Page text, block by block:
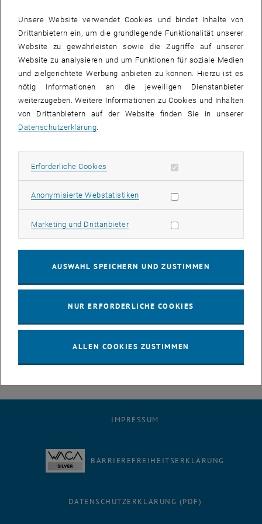
TU-Glühweinstand. Daher freuen wir uns darauf, auch heuer wieder
17. Dezember 2013, 18 Uhr
Hof 1
IMPRESSUM
BARRIEREFREIHEITSERKLÄRUNG
DATENSCHUTZERKLÄRUNG (PDF)
Unsere Website verwendet Cookies und bindet Inhalte von
Drittanbietern ein, um die grundlegende Funktionalität unserer
Website zu gewährleisten sowie die Zugriffe auf unserer
Website zu analysieren und um Funktionen für soziale Medien
und zielgerichtete Werbung anbieten zu können. Hierzu ist es
nötig Informationen an die jeweiligen Dienstanbieter
weiterzugeben. Weitere Informationen zu Cookies und Inhalten
von Drittanbietern auf der Website finden Sie in unserer
Datenschutzerklärung.
Erforderliche Cookies Erforderliche Cookies zulassen
Anonymisierte WebstatistikenStatistik Cookies zulassen
Marketing und DrittanbieterMarketing Cookies zulassen
AUSWAHL SPEICHERN UND ZUSTIMMEN
NUR ERFORDERLICHE COOKIES
ALLEN COOKIES ZUSTIMMEN